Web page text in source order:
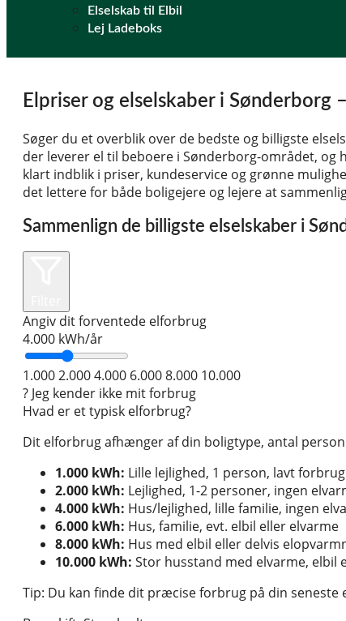
Elselskab til Elbil
Lej Ladeboks
Elpriser og elselskaber i
Søger du et overblik over de bedste og billigste
der leverer el til beboere i Sønderborg-området,
klart indblik i priser, kundeservice og grønne
det lettere for både boligejere og lejere at
Sammenlign de billigste elselskaber i
Angiv dit forventede elforbrug
4.000 kWh/år
1.0002.0004.000 6.0008.000 10.000
? Jeg kender ikke mit forbrug
Hvad er et typisk elforbrug?
Dit elforbrug afhænger af din boligtype, antal
1.000 kWh: Lille lejlighed, 1 person, lavt forbrug
2.000 kWh: Lejlighed, 1-2 personer, ingen
4.000 kWh: Hus/lejlighed, lille familie, ingen
6.000 kWh: Hus, familie, evt. elbil eller elvarme
8.000 kWh: Hus med elbil eller delvis
10.000 kWh: Stor husstand med elvarme, elbil
Tip: Du kan finde dit præcise forbrug på din